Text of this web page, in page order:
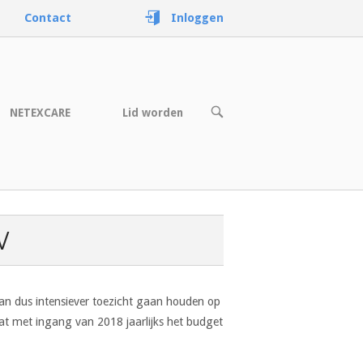
Contact Inloggen
NETEXCARE Lid worden
OPEN
dus intensiever toezicht gaan houden op
met ingang van 2018 jaarlijks het budget